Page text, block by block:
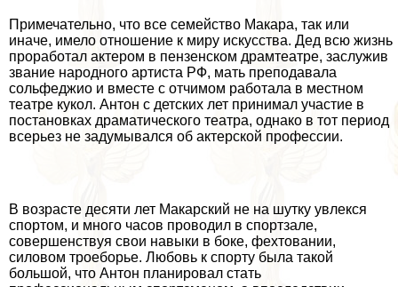
Примечательно, что все семейство Макара, так или
иначе, имело отношение к миру искусства. Дед всю жизнь
проработал актером в пензенском драмтеатре, заслужив
звание народного артиста РФ, мать преподавала
сольфеджио и вместе с отчимом работала в местном
театре кукол. Антон с детских лет принимал участие в
постановках драматического театра, однако в тот период
всерьез не задумывался об актерской профессии.
В возрасте десяти лет Макарский не на шутку увлекся
спортом, и много часов проводил в спортзале,
совершенствуя свои навыки в боке, фехтовании,
силовом троеборье. Любовь к спорту была такой
большой, что Антон планировал стать